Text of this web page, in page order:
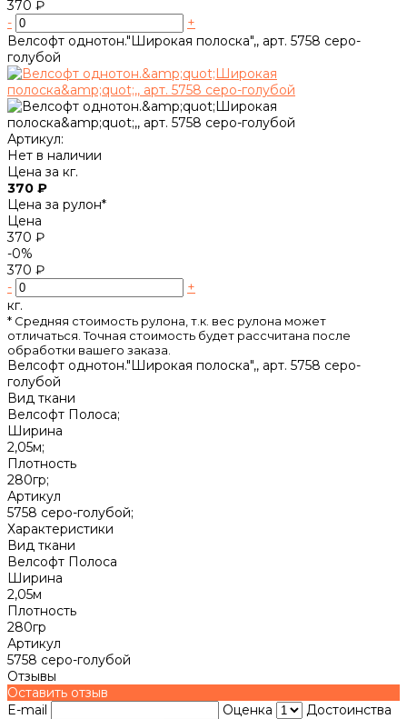
370 ₽
-
+
Велсофт однотон."Широкая полоска",, арт. 5758 серо-
голубой
Артикул:
Нет в наличии
Цена за кг.
370 ₽
Цена за рулон*
Цена
370 ₽
-0%
370 ₽
-
+
кг.
* Cредняя стоимость рулона, т.к. вес рулона может
отличаться. Точная стоимость будет рассчитана после
обработки вашего заказа.
Велсофт однотон."Широкая полоска",, арт. 5758 серо-
голубой
Вид ткани
Велсофт Полоса;
Ширина
2,05м;
Плотность
280гр;
Артикул
5758 серо-голубой;
Характеристики
Вид ткани
Велсофт Полоса
Ширина
2,05м
Плотность
280гр
Артикул
5758 серо-голубой
Отзывы
Оставить отзыв
E-mail
Оценка Достоинства